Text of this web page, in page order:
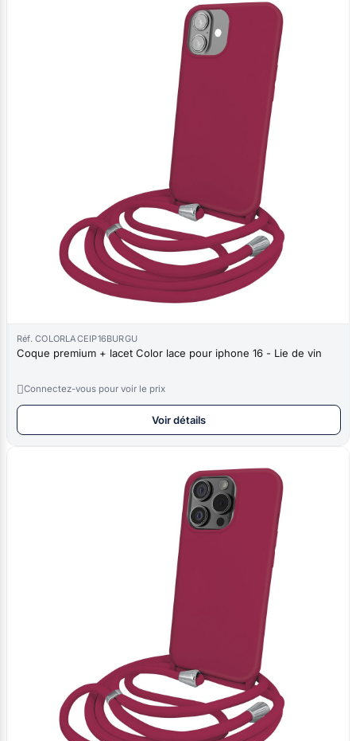
Réf. COLORLACEIP16BURGU
Coque premium + lacet Color lace pour iphone 16 - Lie de vin
Connectez-vous pour voir le prix
Voir détails